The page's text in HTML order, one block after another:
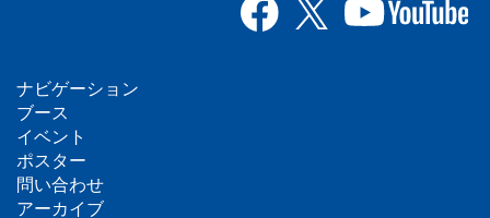
フ
ッ
タ
ナビゲーション
ブース
イベント
ポスター
問い合わせ
アーカイブ